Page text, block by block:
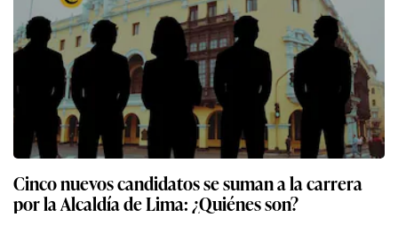
Cinco nuevos candidatos se suman a la carrera
por la Alcaldía de Lima: ¿Quiénes son?